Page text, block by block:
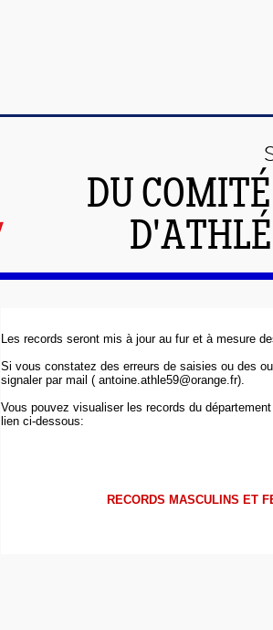
DU
Les records seront mis à jour au fur et à mesure
Si vous constatez des erreurs de saisies ou des
signaler par mail ( antoine.athle59@orange.fr).
Vous pouvez visualiser les records du
lien ci-dessous:
RECORDS MASCULINS ET